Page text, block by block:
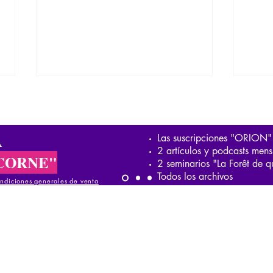
generales de venta
Las suscripciones
2 artículos y podcasts
2 seminarios "La Forêt de
Todos los archivos